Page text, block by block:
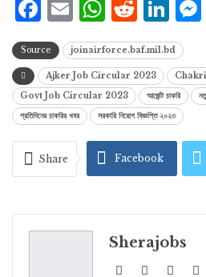
Facebook
Email
Source joinairforce.baf.mil.bd
Ajker Job Circular 2023
Govt Job Circular 2023
আর্জেন্ট চাকরি
প্রতিদিনের চাকরির খবর
সরকারি নিয়োগ বিজ্ঞপ্তি ২০২৩
Share Facebook
Sherajobs